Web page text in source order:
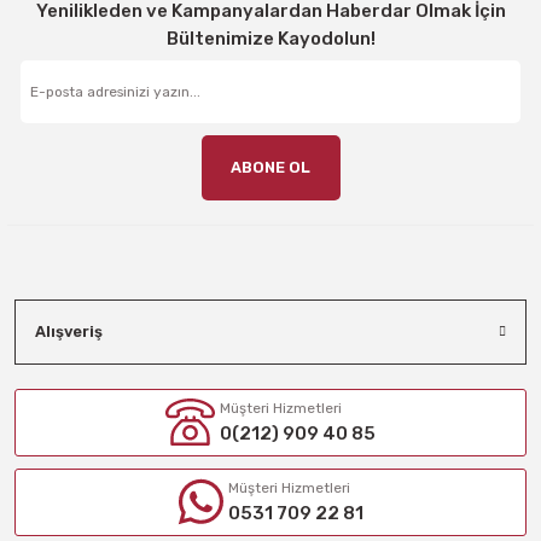
Yenilikleden ve Kampanyalardan Haberdar Olmak İçin
Bültenimize Kayodolun!
ABONE OL
Alışveriş
Müşteri Hizmetleri
0(212) 909 40 85
Müşteri Hizmetleri
0531 709 22 81